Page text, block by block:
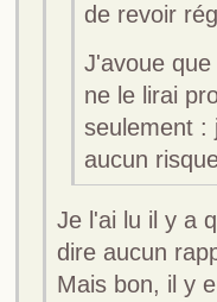
de revoir
J'avoue
ne le lirai
seulement :
aucun
Je l'ai lu il y a
dire aucun
Mais bon, il y